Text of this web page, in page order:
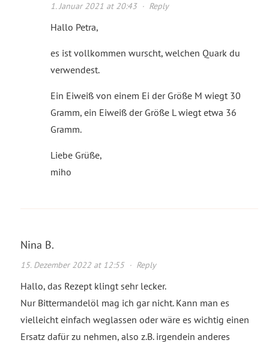
1. Januar 2021 at 20:43· Reply
Hallo Petra,
es ist vollkommen wurscht, welchen Quark du
verwendest.
Ein Eiweiß von einem Ei der Größe M wiegt 30
Gramm, ein Eiweiß der Größe L wiegt etwa 36
Gramm.
Liebe Grüße,
miho
Nina B.
15. Dezember 2022 at 12:55· Reply
Hallo, das Rezept klingt sehr lecker.
Nur Bittermandelöl mag ich gar nicht. Kann man es
vielleicht einfach weglassen oder wäre es wichtig einen
Ersatz dafür zu nehmen, also z.B. irgendein anderes